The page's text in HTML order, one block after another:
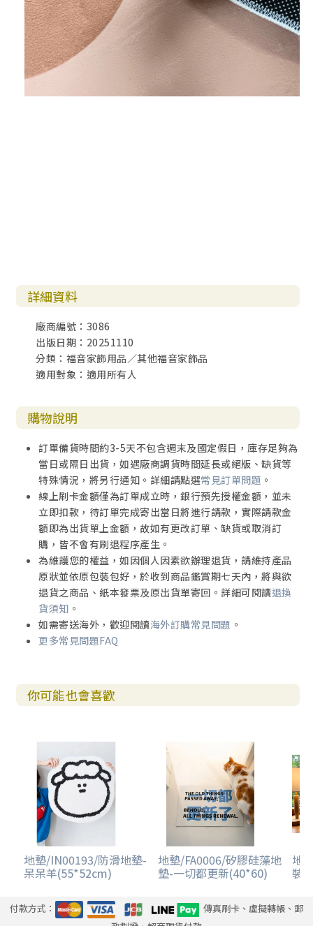
詳細資料
廠商編號：3086
出版日期：20251110
分類：福音家飾用品／其他福音家飾品
適用對象：適用所有人
購物說明
訂單備貨時間約3-5天不包含週末及國定假日，庫存足夠為
當日或隔日出貨，如遇廠商調貨時間延長或絕版、缺貨等
特殊情況，將另行通知。詳細請點選常見訂單問題 。
線上刷卡金額僅為訂單成立時，銀行預先授權金額，並未
立即扣款，待訂單完成寄出當日將進行請款，實際請款金
額即為出貨單上金額，故如有更改訂單、缺貨或取消訂
購，皆不會有刷退程序產生。
為維護您的權益，如因個人因素欲辦理退貨，請維持產品
原狀並依原包裝包好，於收到商品鑑賞期七天內，將與欲
退貨之商品、紙本發票及原出貨單寄回。詳細可閱讀退換
貨須知 。
如需寄送海外，歡迎閱讀海外訂購常見問題 。
更多常見問題FAQ
你可能也會喜歡
地墊/IN00193/防滑地墊-
呆呆羊(55*52cm)
地墊/FA0006/矽膠硅藻地
墊-一切都更新(40*60)
地
裝
付款方式：
傳真刷卡、虛擬轉帳、郵